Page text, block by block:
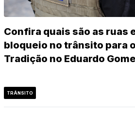
Confira quais são as ruas
bloqueio no trânsito para
Tradição no Eduardo
TRÂNSITO